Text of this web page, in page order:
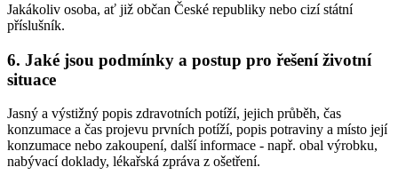
Jakákoliv osoba, ať již občan České republiky nebo cizí státní
příslušník.
6. Jaké jsou podmínky a postup pro řešení životní
situace
Jasný a výstižný popis zdravotních potíží, jejich průběh, čas
konzumace a čas projevu prvních potíží, popis potraviny a místo její
konzumace nebo zakoupení, další informace - např. obal výrobku,
nabývací doklady, lékařská zpráva z ošetření.